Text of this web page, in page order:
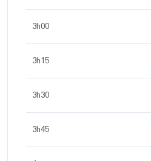
3h00
3h15
3h30
3h45